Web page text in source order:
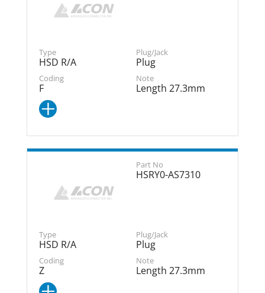
HSD R/A
Plug
F
Length 27.3mm
HSRY0-AS7310
HSD R/A
Plug
Z
Length 27.3mm